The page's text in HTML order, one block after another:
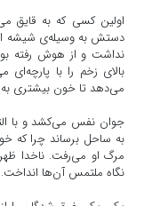
اولین کسی که به قایق
دستش به وسیله‌ی شیشه
نداشت و از هوش رفته
بالای زخم را با
می‌دهد تا خون بیشتری
جوان نفس می‌کشد و با
به ساحل برساند چرا که
مرگ او می‌رفت. ناخدا
نگاه ملتمس آن‌ها انداخت.